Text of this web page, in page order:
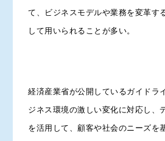
て、ビジネスモデルや業務を変革す
して用いられることが多い。
経済産業省が公開しているガイドラ
ジネス環境の激しい変化に対応し、
を活用して、顧客や社会のニーズを